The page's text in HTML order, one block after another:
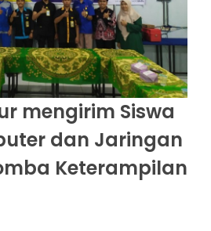
mengirim Siswa
dan Jaringan
Keterampilan